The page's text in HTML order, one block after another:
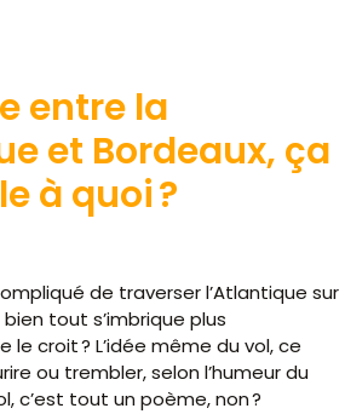
entre la
et Bordeaux, ça
à quoi ?
de traverser l’Atlantique sur
tout s’imbrique plus
le croit ? L’idée même du vol, ce
ou trembler, selon l’humeur du
c’est tout un poème, non ?